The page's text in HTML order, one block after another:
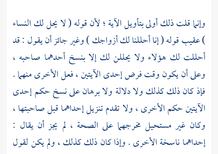
وإنما قلت ذلك أولى بتأويل الآية ؛ لأن قوله ( لا يحل لك النساء
) عقيب قوله ( إنا أحللنا لك أزواجك ) وغير جائز أن يقول : قد
أحللت لك هؤلاء ولا يحللن لك إلا بنسخ أحدهما صاحبه ،
وعلى أن يكون وقت فرض إحدى الآيتين ، فعل الأخرى منهما .
فإذ كان ذلك كذلك ولا دلالة ولا برهان على نسخ حكم إحدى
الآيتين حكم الأخرى ، ولا تقدم تنزيل إحداهما قبل صاحبتها ،
وكان غير مستحيل مخرجهما على الصحة ، لم يجز أن يقال :
إحداهما ناسخة الأخرى . وإذا كان ذلك كذلك ، ولم يكن لقول